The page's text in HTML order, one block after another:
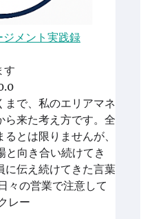
メント実践録
す
まで、私のエリアマネ
ら来た考え方です。全
とは限りませんが、
と向き合い続けてき
に伝え続けてきた言葉
々の営業で注意して
レー